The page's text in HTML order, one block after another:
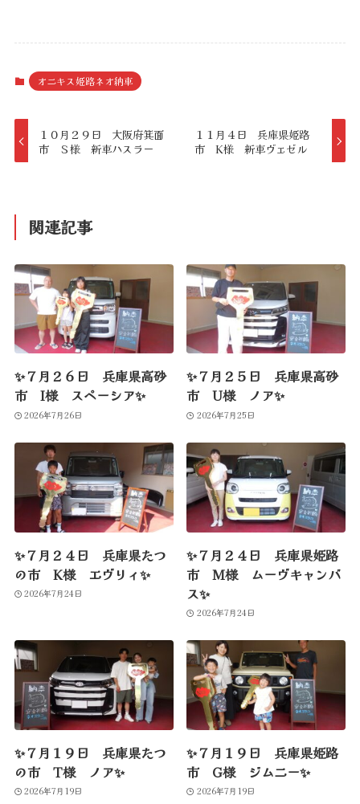
オニキス姫路ネオ納車
１０月２９日 大阪府箕面
市 Ｓ様 新車ハスラー
１１月４日 兵庫県姫路
市 K様 新車ヴェゼル
関連記事
✨７月２６日 兵庫県高砂
市 I様 スペーシア✨
2026年7月26日
✨７月２５日 兵庫県高砂
市 U様 ノア✨
2026年7月25日
✨７月２４日 兵庫県たつ
の市 K様 エヴリィ✨
2026年7月24日
✨７月２４日 兵庫県姫路
市 M様 ムーヴキャンバ
ス✨
2026年7月24日
✨７月１９日 兵庫県たつ
の市 T様 ノア✨
2026年7月19日
✨７月１９日 兵庫県姫路
市 G様 ジムニー✨
2026年7月19日